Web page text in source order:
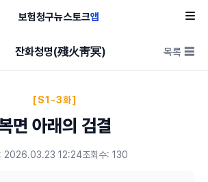
보험청구뉴스토크앱
잔화청명(殘火靑冥) 목록 ☰
[S1-3화]
면 아래의 검결
2026.03.23 12:24조회수: 130